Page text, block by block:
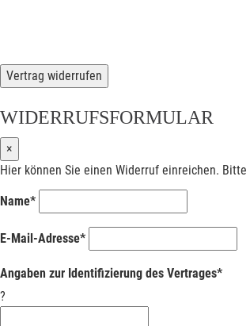
Vertrag widerrufen
WIDERRUFSFORMULAR
×
Hier können Sie einen Widerruf einreichen.
Name*
E-Mail-Adresse*
Angaben zur Identifizierung des Vertrages*
?